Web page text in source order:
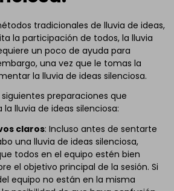
tradicionales de lluvia de ideas,
la participación de todos, la lluvia
un poco de ayuda para
una vez que le tomas la
la lluvia de ideas silenciosa.
preparaciones que
lluvia de ideas silenciosa:
claros: Incluso antes de sentarte
una lluvia de ideas silenciosa,
todos en el equipo estén bien
el objetivo principal de la sesión. Si
equipo no están en la misma